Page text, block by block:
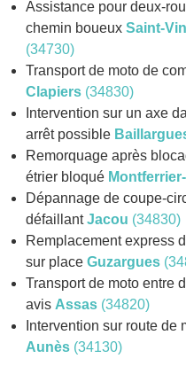
Assistance pour deux-
chemin boueux Saint-
(34730)
Transport de moto de
Clapiers (34830)
Intervention sur un axe
arrêt possible
Remorquage après
étrier bloqué
Dépannage de coupe-
défaillant Jacou (34830)
Remplacement express
sur place Guzargues
Transport de moto entre
avis Assas (34820)
Intervention sur route de
Aunès (34130)